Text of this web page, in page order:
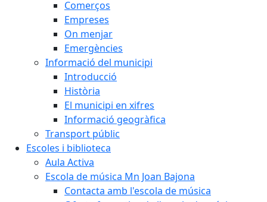
Comerços
Empreses
On menjar
Emergències
Informació del municipi
Introducció
Història
El municipi en xifres
Informació geogràfica
Transport públic
Escoles i biblioteca
Aula Activa
Escola de música Mn Joan Bajona
Contacta amb l'escola de música